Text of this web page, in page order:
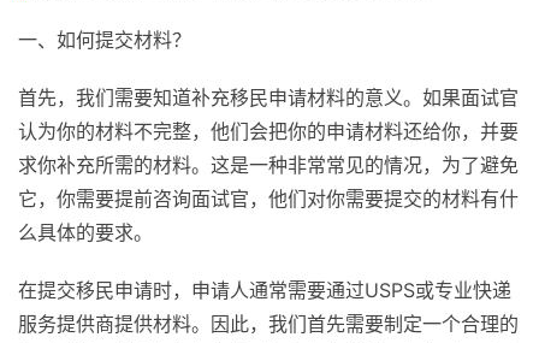
一、如何提交材料？
首先，我们需要知道补充移民申请材料的意义。如果面试官
认为你的材料不完整，他们会把你的申请材料还给你，并要
求你补充所需的材料。这是一种非常常见的情况，为了避免
它，你需要提前咨询面试官，他们对你需要提交的材料有什
么具体的要求。
在提交移民申请时，申请人通常需要通过USPS或专业快递
服务提供商提供材料。因此，我们首先需要制定一个合理的